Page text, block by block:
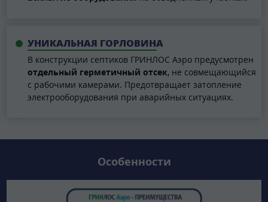
УНИКАЛЬНАЯ ГОРЛОВИНА
В конструкции септиков ГРИНЛОС Аэро предусмотрен
отдельный герметичный отсек, не совмещающийся
с рабочими камерами. Предотвращает затопление
электрооборудования при аварийных ситуациях.
Особенности